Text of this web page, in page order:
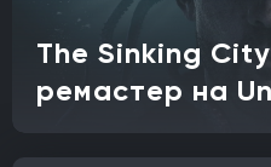
The Sinking
ремастер на